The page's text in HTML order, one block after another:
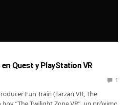
Quest y PlayStation VR
1
Fun Train (Tarzan VR, The